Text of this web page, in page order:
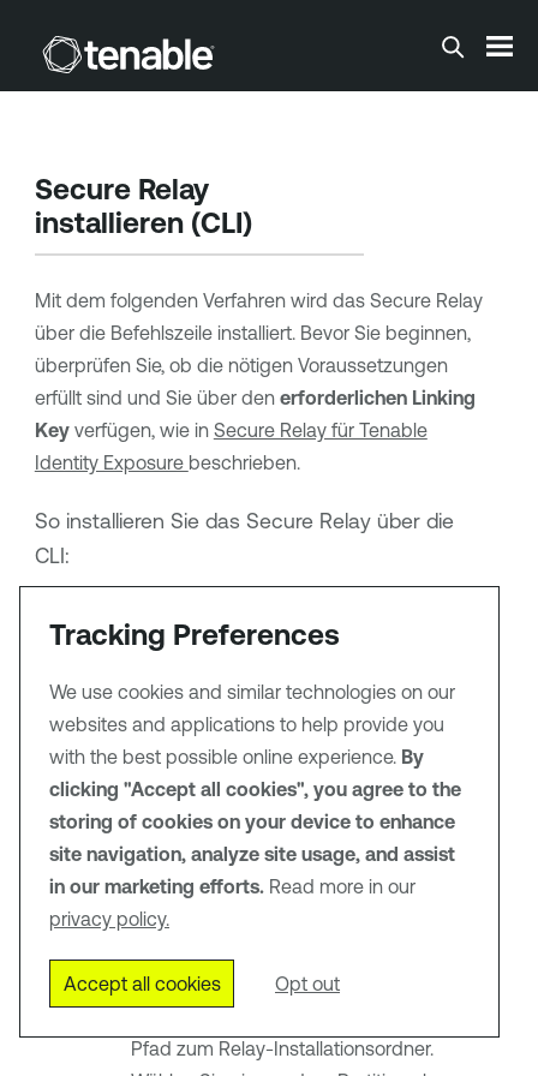
Zum Hauptinhalt springen
Secure Relay
installieren (CLI)
Mit dem folgenden Verfahren wird das Secure Relay
über die Befehlszeile installiert. Bevor Sie beginnen,
überprüfen Sie, ob die nötigen Voraussetzungen
erfüllt sind und Sie über den erforderlichen Linking
Keyverfügen, wie in Secure Relay für Tenable
Identity Exposure beschrieben.
So installieren Sie das Secure Relay über die
CLI:
Tenable Identity ExposureDownload-Portal
Geben Sie in PowerShell den folgenden Befehl
ein:
Installation eines Secure Relay
<PATH>\tenable.ad_SecureRelay_v3.43.0.exe
/qn OPTIONS
Verwenden Sie die folgenden Optionen:
Pfad zum Relay-Installationsordner.
Tracking Preferences
We use cookies and similar technologies on our
websites and applications to help provide you
with the best possible online experience. By
clicking "Accept all cookies", you agree to the
storing of cookies on your device to enhance
site navigation, analyze site usage, and assist
in our marketing efforts. Read more in our
privacy policy.
Accept all cookies Opt out